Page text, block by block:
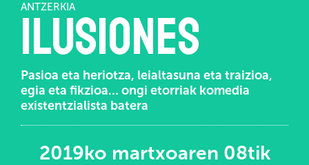
ANTZERKIA
Ilusiones
Pasioa eta heriotza, leialtasuna eta traizioa,
egia eta fikzioa… ongi etorriak komedia
existentzialista batera
2019ko martxoaren 08tik